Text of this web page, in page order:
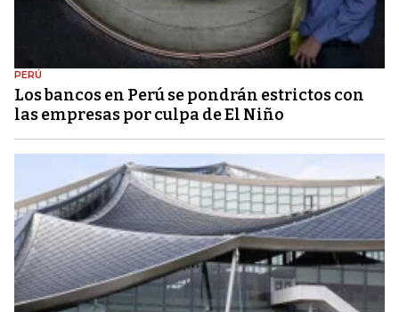
PERÚ
Los bancos en Perú se pondrán estrictos con
las empresas por culpa de El Niño